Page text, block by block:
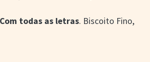
Com todas as letras. Biscoito Fino,